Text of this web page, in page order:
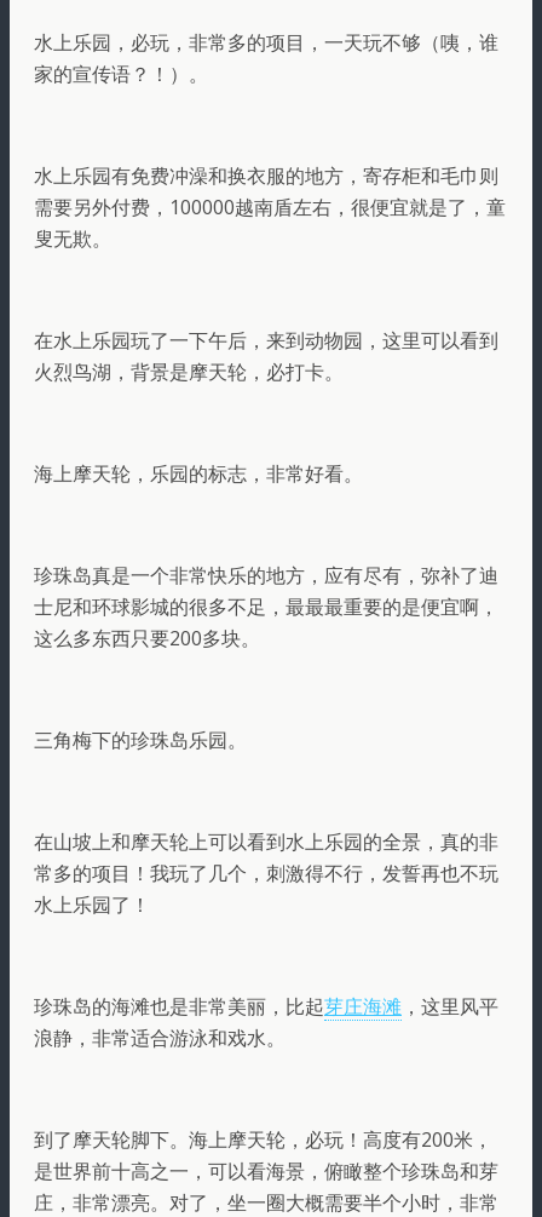
水上乐园，必玩，非常多的项目，一天玩不够（咦，谁
家的宣传语？！）。
水上乐园有免费冲澡和换衣服的地方，寄存柜和毛巾则
需要另外付费，100000越南盾左右，很便宜就是了，童
叟无欺。
在水上乐园玩了一下午后，来到动物园，这里可以看到
火烈鸟湖，背景是摩天轮，必打卡。
海上摩天轮，乐园的标志，非常好看。
珍珠岛真是一个非常快乐的地方，应有尽有，弥补了迪
士尼和环球影城的很多不足，最最最重要的是便宜啊，
这么多东西只要200多块。
三角梅下的珍珠岛乐园。
在山坡上和摩天轮上可以看到水上乐园的全景，真的非
常多的项目！我玩了几个，刺激得不行，发誓再也不玩
水上乐园了！
珍珠岛的海滩也是非常美丽，比起芽庄海滩 ，这里风平
浪静，非常适合游泳和戏水。
到了摩天轮脚下。海上摩天轮，必玩！高度有200米，
是世界前十高之一，可以看海景，俯瞰整个珍珠岛和芽
庄，非常漂亮。对了，坐一圈大概需要半个小时，非常